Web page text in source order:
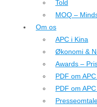
Told
MOQ –
Om os
APC i Kina
Økonomi &
Awards –
PDF om
PDF om